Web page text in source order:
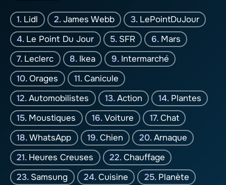
Lidl James Webb
LePointDuJour
Le Point Du Jour
SFR
Mars
Leclerc
Ikea
Intermarché
Orages
Canicule
Automobilistes
Action
Plantes
Moustiques
Voiture
Chat
WhatsApp
Chien
Arnaque
Heures Creuses
Chauffage
Samsung
Cuisine Planète